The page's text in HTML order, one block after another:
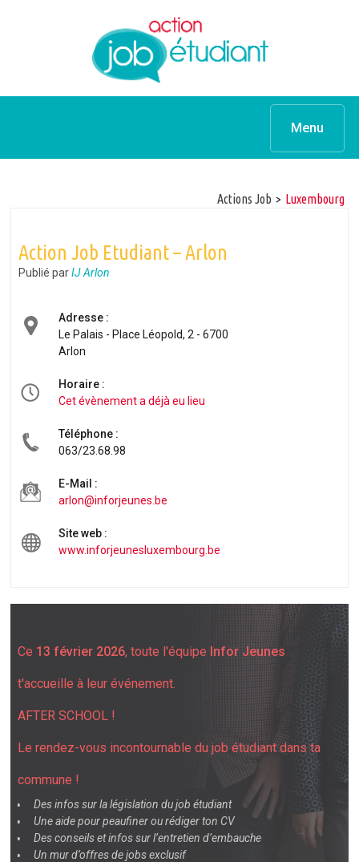
Menu
Actions Job > luxembourg
Action Job Etudiant – Arlon
Publié par IJ Arlon
Adresse :
Le Palais - Place Léopold, 2 - 6700
Arlon
Horaire :
Cet évènement a déjà eu lieu
Téléphone :
063/23.68.98
E-Mail :
arlon@inforjeunes.be
Site web :
www.inforjeunesluxembourg.be
Ce 13 février 2026, toute l'équipe Infor Jeunes
t'accueille à leur événement.
AFTER SCHOOL !
Le rendez-vous incontournable du job étudiant dans ta
commune !
Des infos sur la législation du job étudiant
Une aide pour peaufiner ou rédiger ton CV
Des conseils et infos sur l’entretien d’embauche
Un mur d’offres de jobs exclusif